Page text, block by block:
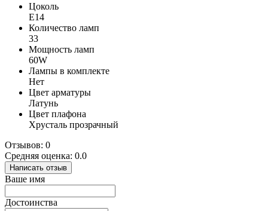
Цоколь
E14
Количество ламп
33
Мощность ламп
60W
Лампы в комплекте
Нет
Цвет арматуры
Латунь
Цвет плафона
Хрусталь прозрачный
Отзывов: 0
Средняя оценка: 0.0
Написать отзыв
Ваше имя
Достоинства